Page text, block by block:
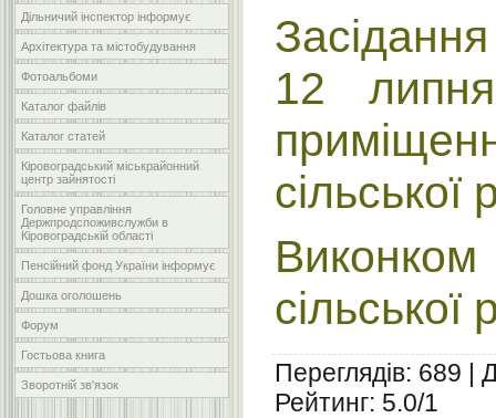
Дільничий інспектор інформує
Архітектура та містобудування
Фотоальбоми
Каталог файлів
Каталог статей
Кіровоградський міськрайонний
центр зайнятості
Головне управління
Держпродспоживслужби в
Кіровоградській області
Пенсійний фонд України інформує
Дошка оголошень
Форум
Гостьова книга
Зворотній зв'язок
12
сільської
сільської
Переглядів: 689 |
Рейтинг: 5.0/1